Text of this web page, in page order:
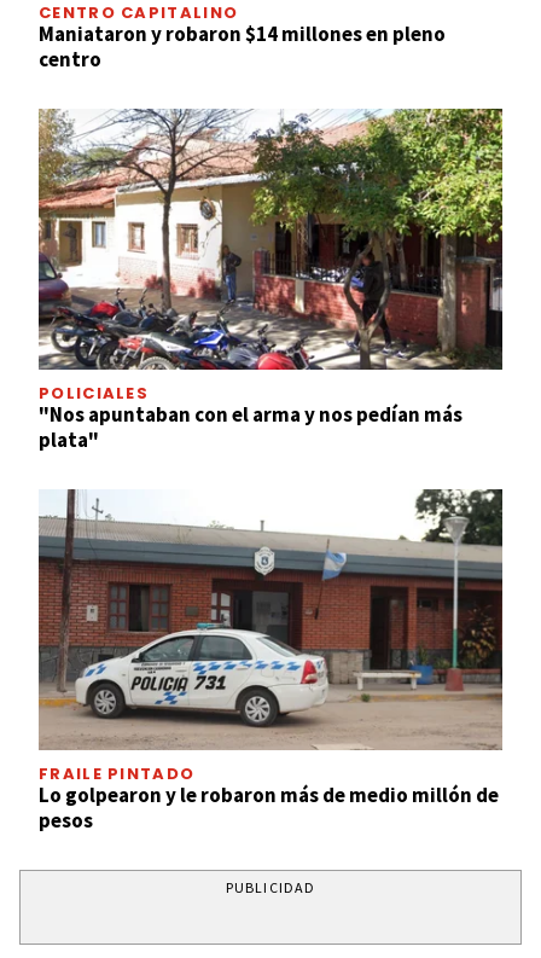
CENTRO CAPITALINO
Maniataron y robaron $14 millones en pleno
centro
POLICIALES
"Nos apuntaban con el arma y nos pedían más
plata"
FRAILE PINTADO
Lo golpearon y le robaron más de medio millón de
pesos
PUBLICIDAD